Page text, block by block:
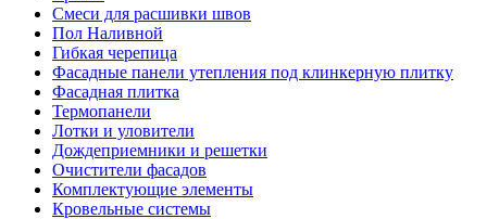
Смеси для расшивки швов
Пол Наливной
Гибкая черепица
Фасадные панели утепления под клинкерную плитку
Фасадная плитка
Термопанели
Лотки и уловители
Дождеприемники и решетки
Очистители фасадов
Комплектующие элементы
Кровельные системы